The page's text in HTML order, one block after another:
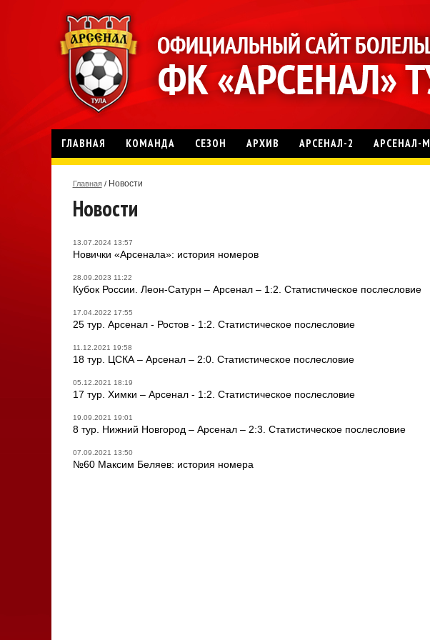
ГЛАВНАЯ КОМАНДА СЕЗОН АРХИВ АРСЕНАЛ-2 АРСЕНАЛ-М
Главная /Новости
Новости
13.07.2024 13:57
Новички «Арсенала»: история номеров
28.09.2023 11:22
Кубок России. Леон-Сатурн – Арсенал – 1:2. Статистическое послесловие
17.04.2022 17:55
25 тур. Арсенал - Ростов - 1:2. Статистическое послесловие
11.12.2021 19:58
18 тур. ЦСКА – Арсенал – 2:0. Статистическое послесловие
05.12.2021 18:19
17 тур. Химки – Арсенал - 1:2. Статистическое послесловие
19.09.2021 19:01
8 тур. Нижний Новгород – Арсенал – 2:3. Статистическое послесловие
07.09.2021 13:50
№60 Максим Беляев: история номера